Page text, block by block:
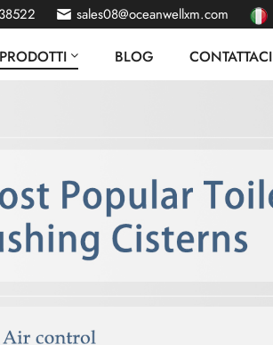
sales08@oceanwellxm.com
русский
español
PRODOTTI BLOG CONTATTACI